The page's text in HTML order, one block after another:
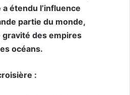
étendu l’influence
partie du monde,
des empires
océans.
: